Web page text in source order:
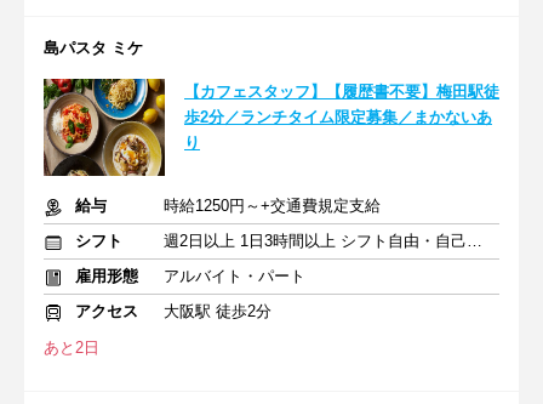
島パスタ ミケ
【カフェスタッフ】【履歴書不要】梅田駅徒
歩2分／ランチタイム限定募集／まかないあ
り
給与
時給1250円～+交通費規定支給
シフト
週2日以上 1日3時間以上 シフト自由・自己申告
雇用形態
アルバイト・パート
アクセス
大阪駅 徒歩2分
あと2日